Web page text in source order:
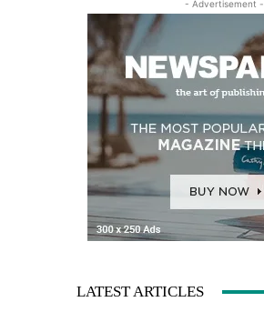
- Advertisement -
LATEST ARTICLES